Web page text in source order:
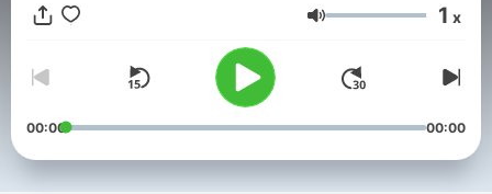
Гучність 1 x
00:00 00:00